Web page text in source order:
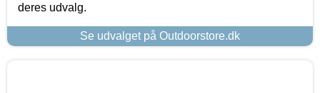
deres udvalg.
Se udvalget på Outdoorstore.dk